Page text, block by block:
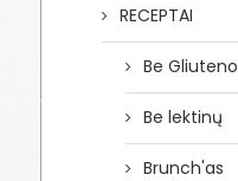
RECEPTAI
Be Gliuteno
Be lektinų
Brunch'as